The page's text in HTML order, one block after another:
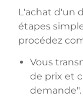
L'achat d'un
étapes
procédez
Vous
de prix et
demande".